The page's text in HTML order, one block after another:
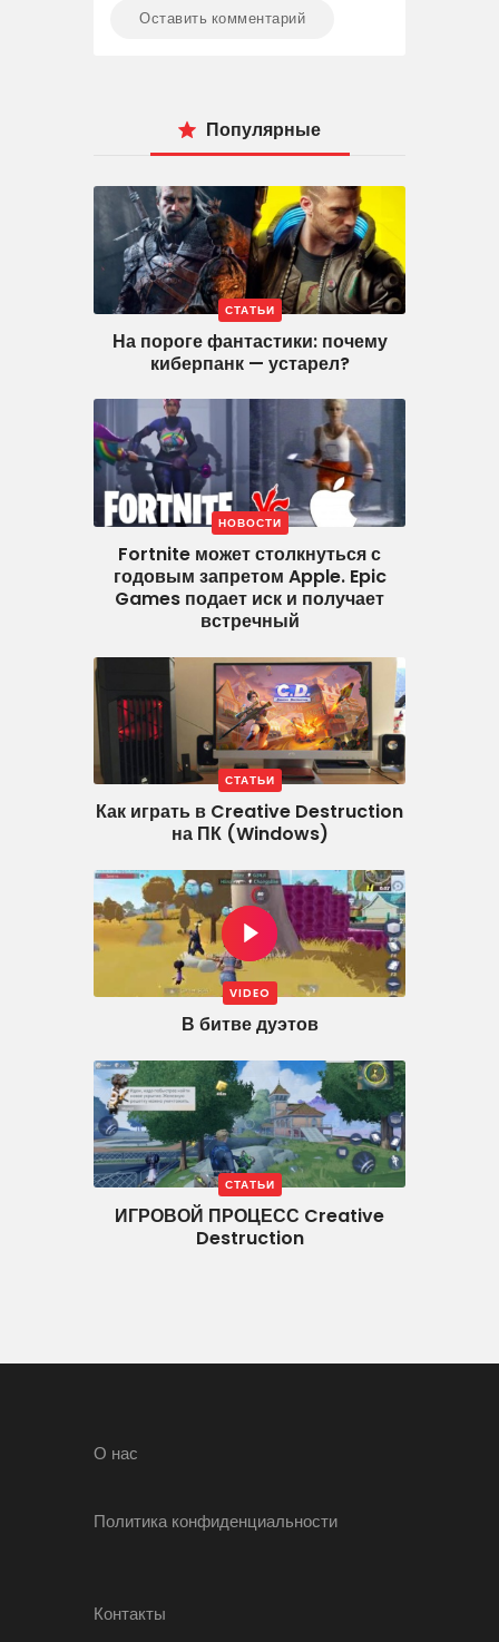
Популярные
СТАТЬИ
На пороге фантастики: почему
киберпанк — устарел?
НОВОСТИ
Fortnite может столкнуться с
годовым запретом Apple. Epic
Games подает иск и получает
встречный
СТАТЬИ
Как играть в Creative Destruction
на ПК (Windows)
VIDEO
В битве дуэтов
СТАТЬИ
ИГРОВОЙ ПРОЦЕСС Creative
Destruction
О нас
Политика конфиденциальности
Контакты